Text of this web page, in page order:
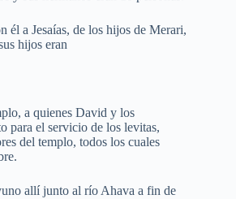
él a Jesaías, de los hijos de Merari,
hijos eran
a quienes David y los
para el servicio de los levitas,
del templo, todos los cuales
allí junto al río Ahava a fin de